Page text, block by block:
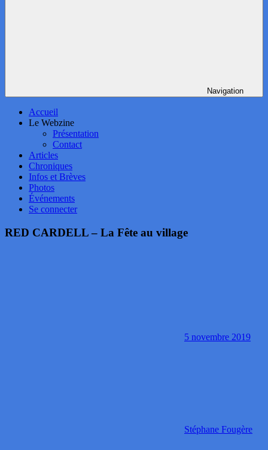
Navigation
Accueil
Le Webzine
Présentation
Contact
Articles
Chroniques
Infos et Brèves
Photos
Événements
Se connecter
RED CARDELL – La Fête au village
5 novembre 2019
Stéphane Fougère